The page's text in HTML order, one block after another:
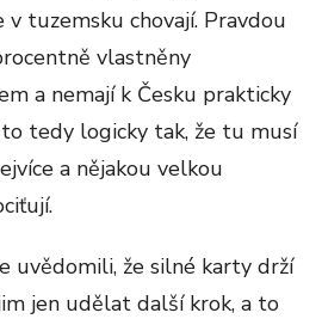
v tuzemsku chovají. Pravdou
vlastněny
a nemají k Česku prakticky
tedy logicky tak, že tu musí
a nějakou velkou
uvědomili, že silné karty drží
jen udělat další krok, a to